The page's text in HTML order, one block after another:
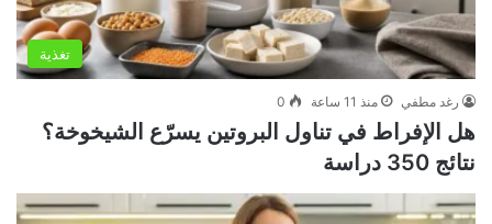
تغذية
رغد مطفي منذ 11 ساعة 0
هل الإفراط في تناول البروتين يسرّع الشيخوخة؟
نتائج 350 دراسة